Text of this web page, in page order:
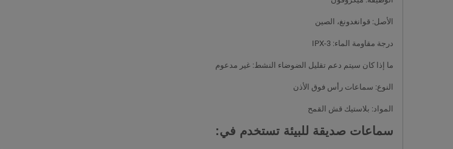
الأصل: قوانغدونغ، الصين
درجة مقاومة الماء: IPX-3
ما إذا كان سيتم دعم تقليل الضوضاء النشط: غير مدعوم
النوع: سماعات رأس فوق الأذن
المواد: بلاستيك قش القمح
سماعات صديقة للبيئة تستخدم في: